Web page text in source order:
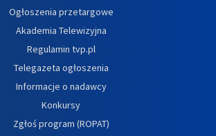
Ogłoszenia przetargowe
Akademia Telewizyjna
Regulamin tvp.pl
Telegazeta ogłoszenia
Informacje o nadawcy
Konkursy
Zgłoś program (ROPAT)